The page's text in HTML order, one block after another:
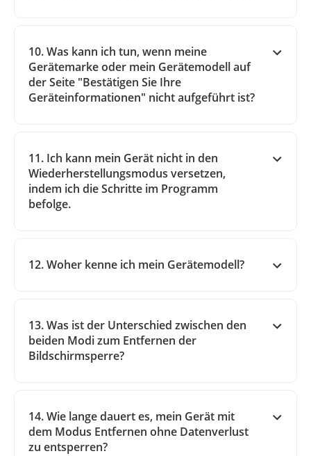
10. Was kann ich tun, wenn meine
Gerätemarke oder mein Gerätemodell auf
der Seite "Bestätigen Sie Ihre
Geräteinformationen" nicht aufgeführt ist?
11. Ich kann mein Gerät nicht in den
Wiederherstellungsmodus versetzen,
indem ich die Schritte im Programm
befolge.
12. Woher kenne ich mein Gerätemodell?
13. Was ist der Unterschied zwischen den
beiden Modi zum Entfernen der
Bildschirmsperre?
14. Wie lange dauert es, mein Gerät mit
dem Modus Entfernen ohne Datenverlust
zu entsperren?